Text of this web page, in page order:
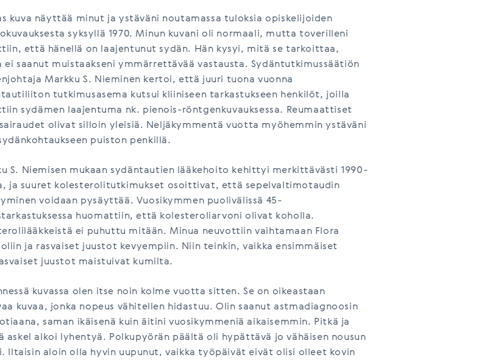
kuva näyttää minut ja ystäväni noutamassa tuloksia opiskelijoiden
syksyllä 1970. Minun kuvani oli normaali, mutta toverilleni
että hänellä on laajentunut sydän. Hän kysyi, mitä se tarkoittaa,
ei saanut muistaakseni ymmärrettävää vastausta. Sydäntutkimussäätiön
Markku S. Nieminen kertoi, että juuri tuona vuonna
tutkimusasema kutsui kliiniseen tarkastukseen henkilöt, joilla
sydämen laajentuma nk. pienois-röntgenkuvauksessa. Reumaattiset
olivat silloin yleisiä. Neljäkymmentä vuotta myöhemmin ystäväni
puiston penkillä.
S. Niemisen mukaan sydäntautien lääkehoito kehittyi merkittävästi 1990-
ja suuret kolesterolitutkimukset osoittivat, että sepelvaltimotaudin
voidaan pysäyttää. Vuosikymmen puolivälissä 45-
huomattiin, että kolesteroliarvoni olivat koholla.
ei puhuttu mitään. Minua neuvottiin vaihtamaan Flora
ja rasvaiset juustot kevyempiin. Niin teinkin, vaikka ensimmäiset
juustot maistuivat kumilta.
kuvassa olen itse noin kolme vuotta sitten. Se on oikeastaan
kuvaa, jonka nopeus vähitellen hidastuu. Olin saanut astmadiagnoosin
saman ikäisenä kuin äitini vuosikymmeniä aikaisemmin. Pitkä ja
askel alkoi lyhentyä. Polkupyörän päältä oli hypättävä jo vähäisen nousun
Iltaisin aloin olla hyvin uupunut, vaikka työpäivät eivät olisi olleet kovin